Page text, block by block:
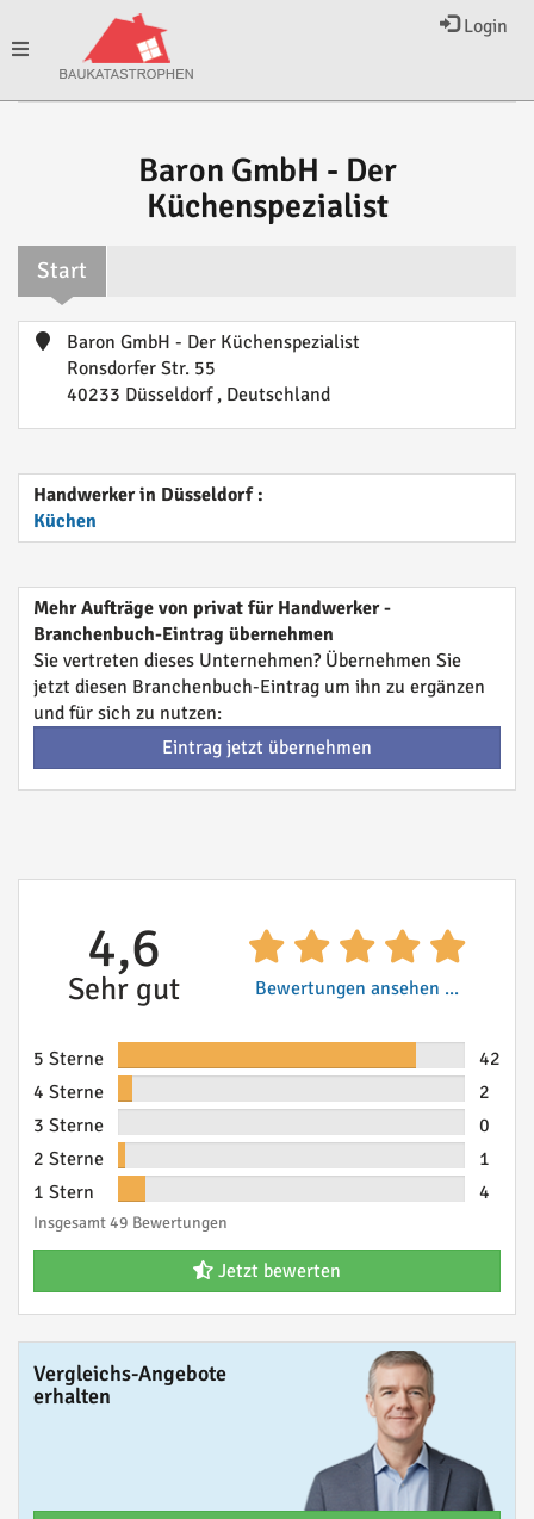
Login
Toggle
Baron GmbH - Der
Küchenspezialist
Start
Baron GmbH - Der Küchenspezialist
Ronsdorfer Str. 55
40233 Düsseldorf , Deutschland
Handwerker in Düsseldorf :
Küchen
Mehr Aufträge von privat für Handwerker -
Branchenbuch-Eintrag übernehmen
Sie vertreten dieses Unternehmen? Übernehmen Sie
jetzt diesen Branchenbuch-Eintrag um ihn zu ergänzen
und für sich zu nutzen:
Eintrag jetzt übernehmen
4,6
Sehr gut Bewertungen ansehen ...
5 Sterne
42
4 Sterne
2
3 Sterne
0
2 Sterne
1
1 Stern
4
Insgesamt 49 Bewertungen
Jetzt bewerten
Vergleichs-Angebote
erhalten